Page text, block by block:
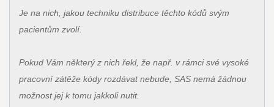
Je na nich, jakou techniku distribuce těchto kódů svým
pacientům zvolí.
Pokud Vám některý z nich řekl, že např. v rámci své vysoké
pracovní zátěže kódy rozdávat nebude, SAS nemá žádnou
možnost jej k tomu jakkoli nutit.